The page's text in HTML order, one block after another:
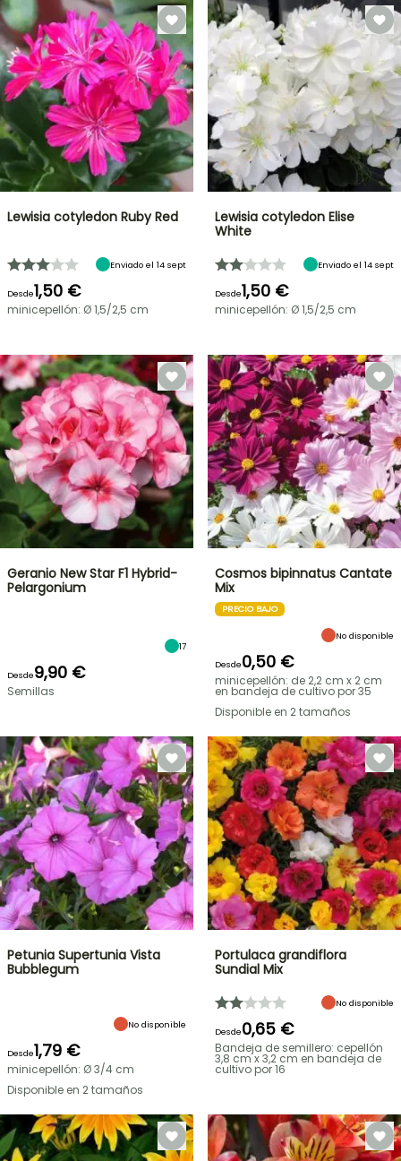
Lewisia cotyledon Ruby Red
Enviado el 14 sept
Desde1,50 €
minicepellón: Ø 1,5/2,5 cm
Lewisia cotyledon Elise
White
Enviado el 14 sept
Desde1,50 €
minicepellón: Ø 1,5/2,5 cm
Geranio New Star F1 Hybrid-
Pelargonium
17
Desde9,90 €
Semillas
Cosmos bipinnatus Cantate
Mix
PRECIO BAJO
No disponible
Desde0,50 €
minicepellón: de 2,2 cm x 2 cm
en bandeja de cultivo por 35
Disponible en 2 tamaños
Petunia Supertunia Vista
Bubblegum
No disponible
Desde1,79 €
minicepellón: Ø 3/4 cm
Disponible en 2 tamaños
Portulaca grandiflora
Sundial Mix
No disponible
Desde0,65 €
Bandeja de semillero: cepellón
3,8 cm x 3,2 cm en bandeja de
cultivo por 16